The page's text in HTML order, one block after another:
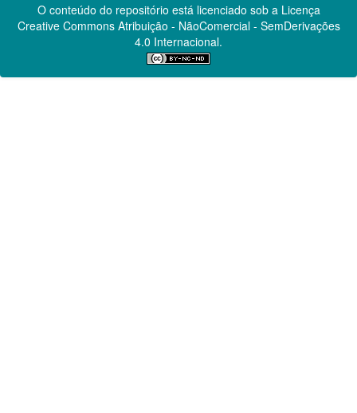
O conteúdo do repositório está licenciado sob a Licença
Creative CommonsAtribuição - NãoComercial - SemDerivações
4.0 Internacional.